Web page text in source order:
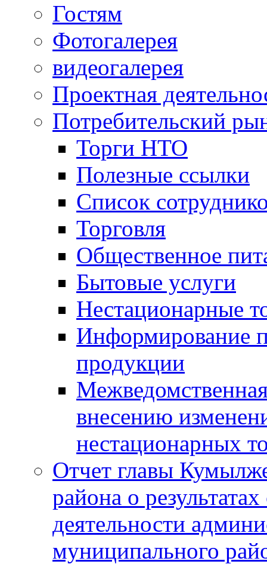
Гостям
Фотогалерея
видеогалерея
Проектная
Потребительский
Торги НТО
Полезные ссылки
Список
Торговля
Общественное
Бытовые услуги
Нестационарные
Информирование
продукции
внесению
нестационарных
Отчет главы
района о
деятельности
муниципального